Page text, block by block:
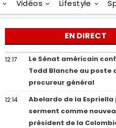
Vidéos Lifestyle
EN DIRECT
12:17
Le Sénat américain
Todd Blanche au poste
procureur général
12:14
Abelardo de la Espriella
serment comme
président de la